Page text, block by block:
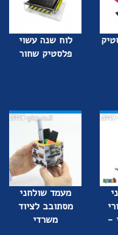
לוח שנה עשוי
פלסטיק שחור
-
מעמד שולחני
מסתובב לציוד
משרדי